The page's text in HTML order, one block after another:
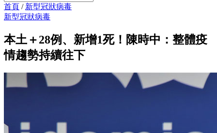
首頁 / 新型冠狀病毒
新型冠狀病毒
本土＋28例、新增1死！陳時中：整體疫
情趨勢持續往下